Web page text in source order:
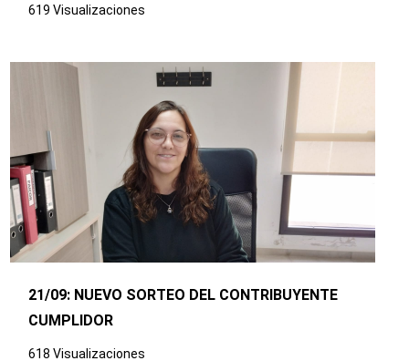
619 Visualizaciones
21/09: NUEVO SORTEO DEL CONTRIBUYENTE
CUMPLIDOR
618 Visualizaciones